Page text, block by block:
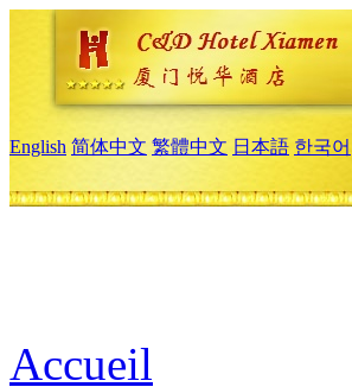
English 简体中文 繁體中文 日本語 한국어
Accueil